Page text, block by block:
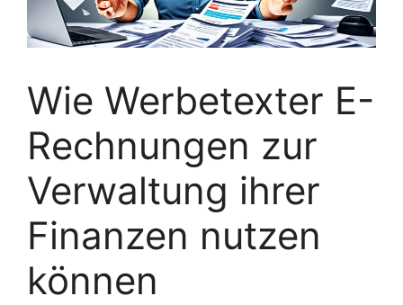
Wie Werbetexter E-
Rechnungen zur
Verwaltung ihrer
Finanzen nutzen
können